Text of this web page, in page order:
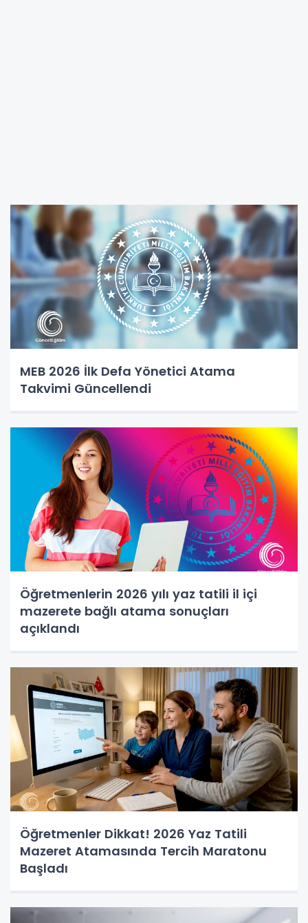
MEB 2026 İlk Defa Yönetici Atama
Takvimi Güncellendi
Öğretmenlerin 2026 yılı yaz tatili il içi
mazerete bağlı atama sonuçları
açıklandı
Öğretmenler Dikkat! 2026 Yaz Tatili
Mazeret Atamasında Tercih Maratonu
Başladı